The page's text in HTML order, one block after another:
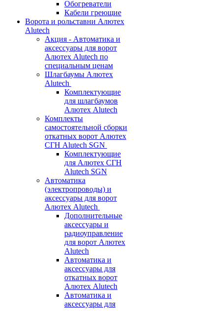
Обогреватели
Кабели греющие
Ворота и рольставни Алютех
Alutech
Акция - Автоматика и
аксессуары для ворот
Алютех Alutech по
специальным ценам
Шлагбаумы Алютех
Alutech
Комплектующие
для шлагбаумов
Алютех Alutech
Комплекты
самостоятельной сборки
откатных ворот Алютех
СГН Alutech SGN
Комплектующие
для Алютех СГН
Alutech SGN
Автоматика
(электропроводы) и
аксессуары для ворот
Алютех Alutech
Дополнительные
аксессуары и
радиоуправление
для ворот Алютех
Alutech
Автоматика и
аксессуары для
откатных ворот
Алютех Alutech
Автоматика и
аксессуары для